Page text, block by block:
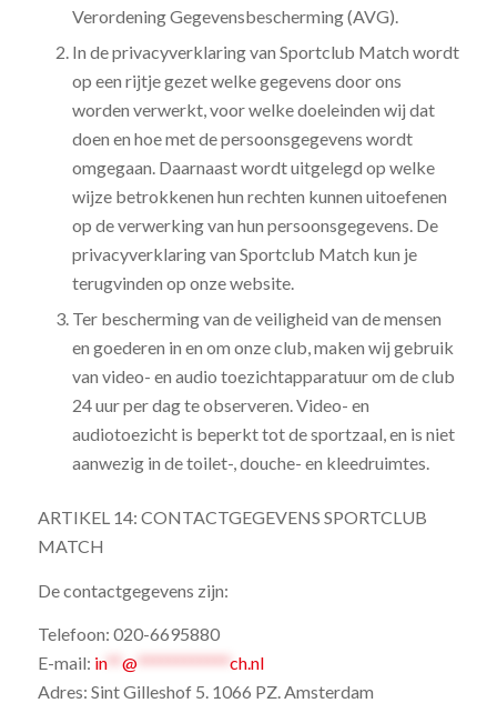
Verordening Gegevensbescherming (AVG).
In de privacyverklaring van Sportclub Match wordt
op een rijtje gezet welke gegevens door ons
worden verwerkt, voor welke doeleinden wij dat
doen en hoe met de persoonsgegevens wordt
omgegaan. Daarnaast wordt uitgelegd op welke
wijze betrokkenen hun rechten kunnen uitoefenen
op de verwerking van hun persoonsgegevens. De
privacyverklaring van Sportclub Match kun je
terugvinden op onze website.
Ter bescherming van de veiligheid van de mensen
en goederen in en om onze club, maken wij gebruik
van video- en audio toezichtapparatuur om de club
24 uur per dag te observeren. Video- en
audiotoezicht is beperkt tot de sportzaal, en is niet
aanwezig in de toilet-, douche- en kleedruimtes.
ARTIKEL 14: CONTACTGEGEVENS SPORTCLUB
MATCH
De contactgegevens zijn:
Telefoon: 020-6695880
E-mail: in** @************ ch.nl
Adres: Sint Gilleshof 5. 1066 PZ. Amsterdam